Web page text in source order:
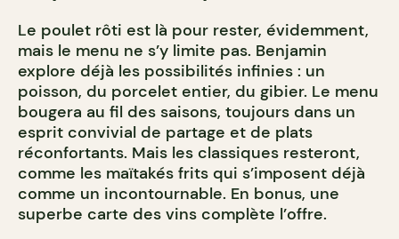
Le poulet rôti est là pour rester, évidemment,
mais le menu ne s’y limite pas. Benjamin
explore déjà les possibilités infinies : un
poisson, du porcelet entier, du gibier. Le menu
bougera au fil des saisons, toujours dans un
esprit convivial de partage et de plats
réconfortants. Mais les classiques resteront,
comme les maïtakés frits qui s’imposent déjà
comme un incontournable. En bonus, une
superbe carte des vins complète l’offre.